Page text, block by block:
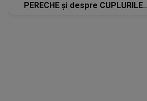
PERECHE și despre CUPLURILE